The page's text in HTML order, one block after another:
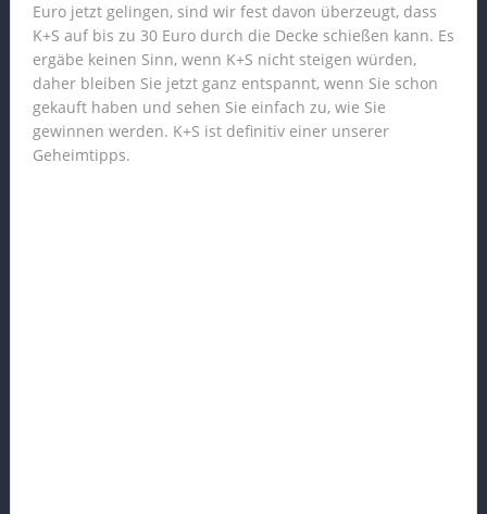
Euro jetzt gelingen, sind wir fest davon überzeugt, dass
K+S auf bis zu 30 Euro durch die Decke schießen kann. Es
ergäbe keinen Sinn, wenn K+S nicht steigen würden,
daher bleiben Sie jetzt ganz entspannt, wenn Sie schon
gekauft haben und sehen Sie einfach zu, wie Sie
gewinnen werden. K+S ist definitiv einer unserer
Geheimtipps.